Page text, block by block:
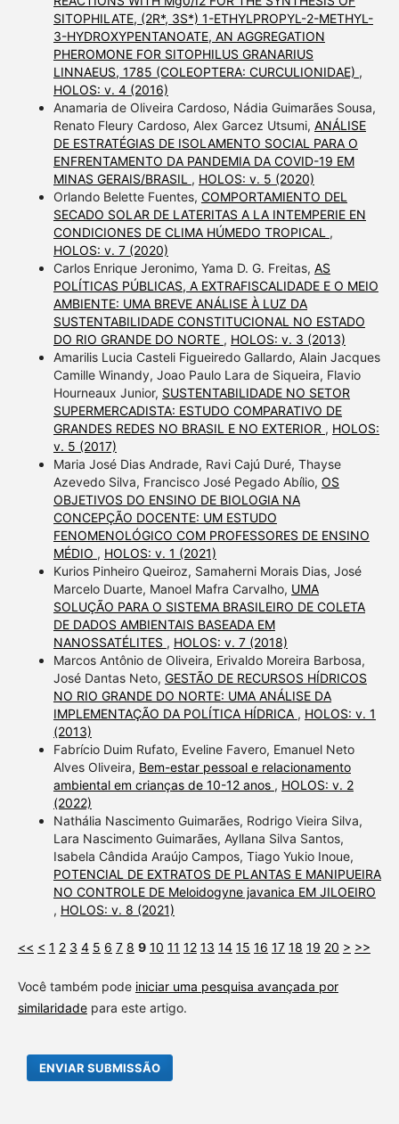
SITOPHILATE, (2R*, 3S*) 1-ETHYLPROPYL-2-METHYL-
3-HYDROXYPENTANOATE, AN AGGREGATION
PHEROMONE FOR SITOPHILUS GRANARIUS
LINNAEUS, 1785 (COLEOPTERA: CURCULIONIDAE) ,
HOLOS: v. 4 (2016)
Anamaria de Oliveira Cardoso, Nádia Guimarães Sousa,
Renato Fleury Cardoso, Alex Garcez Utsumi, ANÁLISE
DE ESTRATÉGIAS DE ISOLAMENTO SOCIAL PARA O
ENFRENTAMENTO DA PANDEMIA DA COVID-19 EM
MINAS GERAIS/BRASIL , HOLOS: v. 5 (2020)
Orlando Belette Fuentes, COMPORTAMIENTO DEL
SECADO SOLAR DE LATERITAS A LA INTEMPERIE EN
CONDICIONES DE CLIMA HÚMEDO TROPICAL ,
HOLOS: v. 7 (2020)
Carlos Enrique Jeronimo, Yama D. G. Freitas, AS
POLÍTICAS PÚBLICAS, A EXTRAFISCALIDADE E O MEIO
AMBIENTE: UMA BREVE ANÁLISE À LUZ DA
SUSTENTABILIDADE CONSTITUCIONAL NO ESTADO
DO RIO GRANDE DO NORTE , HOLOS: v. 3 (2013)
Amarilis Lucia Casteli Figueiredo Gallardo, Alain Jacques
Camille Winandy, Joao Paulo Lara de Siqueira, Flavio
Hourneaux Junior, SUSTENTABILIDADE NO SETOR
SUPERMERCADISTA: ESTUDO COMPARATIVO DE
GRANDES REDES NO BRASIL E NO EXTERIOR , HOLOS:
v. 5 (2017)
Maria José Dias Andrade, Ravi Cajú Duré, Thayse
Azevedo Silva, Francisco José Pegado Abílio, OS
OBJETIVOS DO ENSINO DE BIOLOGIA NA
CONCEPÇÃO DOCENTE: UM ESTUDO
FENOMENOLÓGICO COM PROFESSORES DE ENSINO
MÉDIO , HOLOS: v. 1 (2021)
Kurios Pinheiro Queiroz, Samaherni Morais Dias, José
Marcelo Duarte, Manoel Mafra Carvalho, UMA
SOLUÇÃO PARA O SISTEMA BRASILEIRO DE COLETA
DE DADOS AMBIENTAIS BASEADA EM
NANOSSATÉLITES , HOLOS: v. 7 (2018)
Marcos Antônio de Oliveira, Erivaldo Moreira Barbosa,
José Dantas Neto, GESTÃO DE RECURSOS HÍDRICOS
NO RIO GRANDE DO NORTE: UMA ANÁLISE DA
IMPLEMENTAÇÃO DA POLÍTICA HÍDRICA , HOLOS: v. 1
(2013)
Fabrício Duim Rufato, Eveline Favero, Emanuel Neto
Alves Oliveira, Bem-estar pessoal e relacionamento
ambiental em crianças de 10-12 anos , HOLOS: v. 2
(2022)
Nathália Nascimento Guimarães, Rodrigo Vieira Silva,
Lara Nascimento Guimarães, Ayllana Silva Santos,
Isabela Cândida Araújo Campos, Tiago Yukio Inoue,
POTENCIAL DE EXTRATOS DE PLANTAS E MANIPUEIRA
NO CONTROLE DE Meloidogyne javanica EM JILOEIRO
, HOLOS: v. 8 (2021)
<< < 1 2 3 4 5 6 7 8 9 10 11 12 13 14 15 16 17 18 19 20 > >>
Você também pode iniciar uma pesquisa avançada por
similaridadepara este artigo.
ENVIAR SUBMISSÃO